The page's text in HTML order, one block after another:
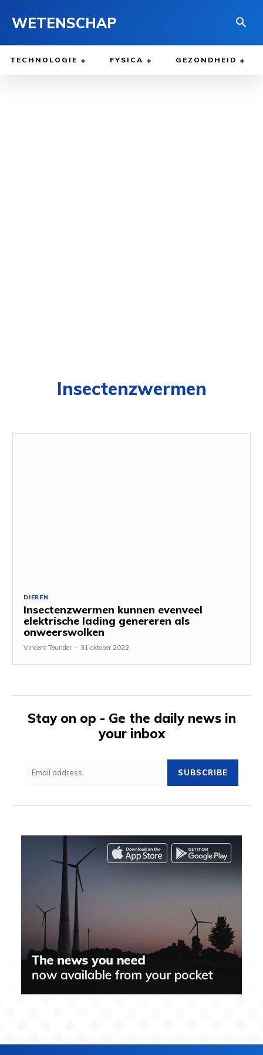
WETENSCHAP
TECHNOLOGIE FYSICA GEZONDHEID
Insectenzwermen
DIEREN
Insectenzwermen kunnen evenveel
elektrische lading genereren als
onweerswolken
Vincent Teunder - 31 oktober 2022
Stay on op - Ge the daily news in
your inbox
SUBSCRIBE